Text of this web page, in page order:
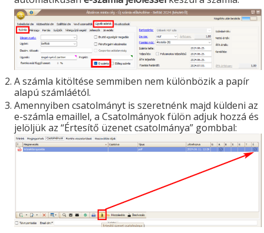
A számla kitöltése semmiben nem különbözik a papír
alapú számláétól.
Amennyiben csatolmányt is szeretnénk majd küldeni az
e-számla emaillel, a Csatolmányok fülön adjuk hozzá és
jelöljük az “Értesítő üzenet csatolmánya” gombbal: